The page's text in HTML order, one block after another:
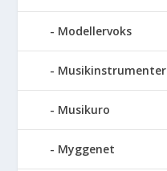
Modellervoks
Musikinstrumenter
Musikuro
Myggenet